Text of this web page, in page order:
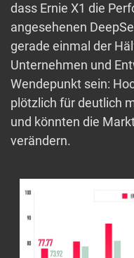
dass Ernie X1 die
angesehenen
gerade einmal der
Unternehmen und
Wendepunkt sein:
plötzlich für deutlich
und könnten die
verändern.